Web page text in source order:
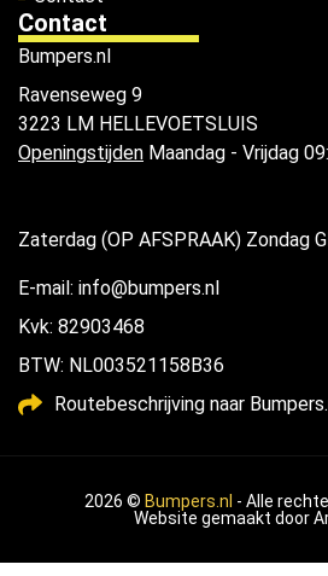
Contact
Bumpers.nl
Ravenseweg 9
3223 LM HELLEVOETSLUIS
Openingstijden Maandag - Vrijdag
Zaterdag (OP AFSPRAAK) Zondag
E-mail: info@bumpers.nl
Kvk: 82903468
BTW: NL003521158B36
Routebeschrijving naar
2026 © Bumpers.nl - Alle
Website gemaakt door